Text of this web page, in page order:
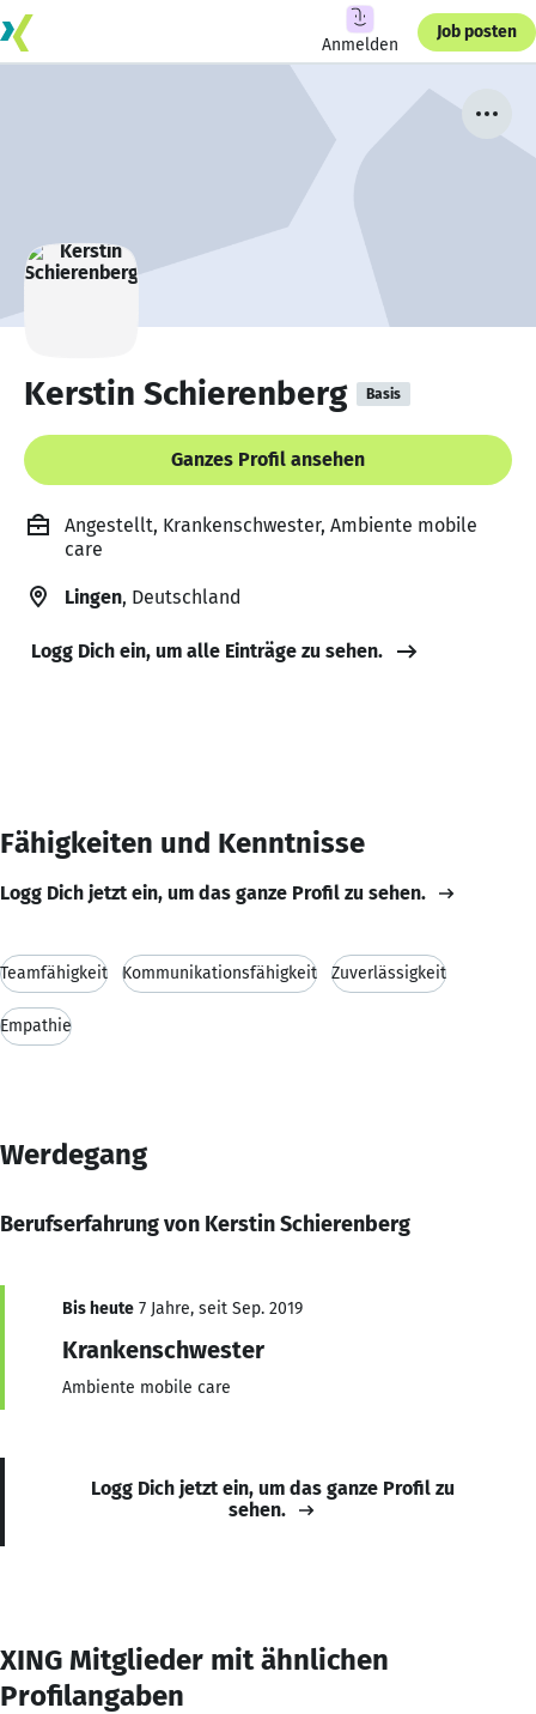
Anmelden
Job posten
Kerstin Schierenberg Basis
Ganzes Profil ansehen
Angestellt, Krankenschwester, Ambiente mobile
care
Lingen, Deutschland
Logg Dich ein, um alle Einträge zu sehen.
Fähigkeiten und Kenntnisse
Logg Dich jetzt ein, um das ganze Profil zu sehen.
Teamfähigkeit Kommunikationsfähigkeit Zuverlässigkeit
Empathie
Werdegang
Berufserfahrung von Kerstin Schierenberg
Bis heute 7 Jahre, seit Sep. 2019
Krankenschwester
Ambiente mobile care
Logg Dich jetzt ein, um das ganze Profil zu
sehen.
XING Mitglieder mit ähnlichen
Profilangaben